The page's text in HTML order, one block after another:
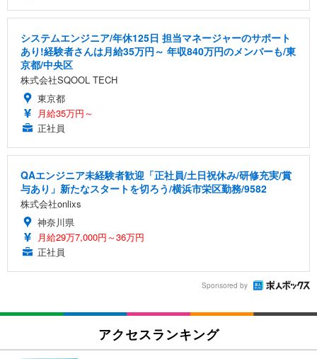
システムエンジニア/年休125日 担当マネージャーのサポート
あり!経験者さんは月給35万円～ 年収840万円のメンバーも/東
京都/中央区
株式会社SQOOL TECH
東京都
月給35万円～
正社員
QAエンジニア未経験者歓迎「正社員/土日祝休み/研修充実/賞
与あり」新たなスタートを切ろう/横浜市栄区勤務/9582
株式会社onlixs
神奈川県
月給29万7,000円～36万円
正社員
Sponsored by
アクセスランキング